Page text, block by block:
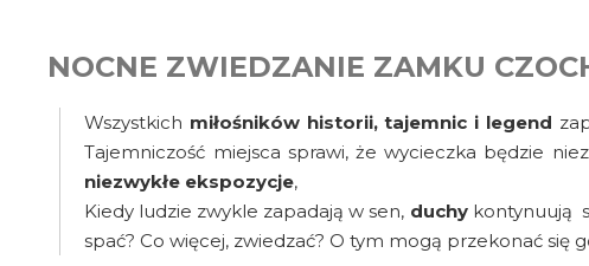
NOCNE ZWIEDZANIE ZAMKU
Wszystkich miłośników historii, tajemnic i legend
Tajemniczość miejsca sprawi, że wycieczka będzie
niezwykłe ekspozycje,
Kiedy ludzie zwykle zapadają w sen, duchykontynuują
spać? Co więcej, zwiedzać? O tym mogą przekonać się